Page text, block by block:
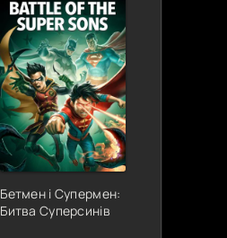
Бетмен і Супермен:
Битва Суперсинів